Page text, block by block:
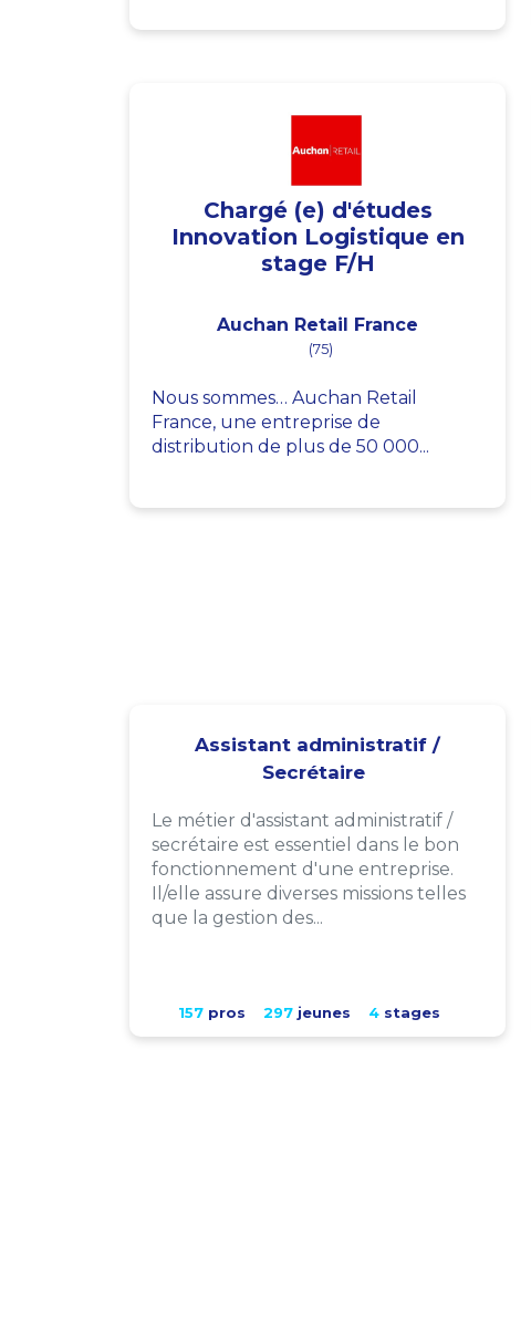
Chargé (e) d'études
Innovation Logistique en
stage F/H
Auchan Retail France
(75)
Nous sommes… Auchan Retail
France, une entreprise de
distribution de plus de 50 000...
Assistant administratif /
Secrétaire
Le métier d'assistant administratif /
secrétaire est essentiel dans le bon
fonctionnement d'une entreprise.
Il/elle assure diverses missions telles
que la gestion des...
157pros 297jeunes 4stages